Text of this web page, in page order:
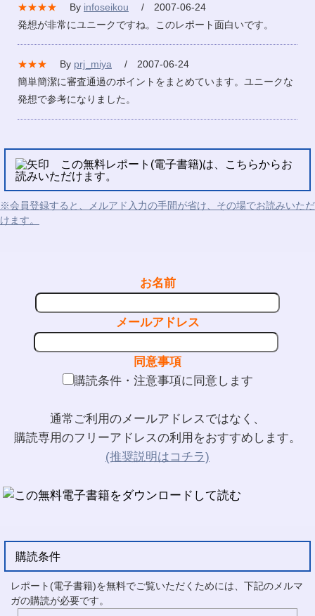
★★★★ By infoseikou
/ 2007-06-24
発想が非常にユニークですね。このレポート面白いです。
★★★ By prj_miya
/ 2007-06-24
簡単簡潔に審査通過のポイントをまとめています。ユニークな
発想で参考になりました。
この無料レポート(電子書籍)は、こちらからお
読みいただけます。
※会員登録すると、メルアド入力の手間が省け、その場でお読みいただ
けます。
お名前
メールアドレス
同意事項
購読条件・注意事項に同意します
通常ご利用のメールアドレスではなく、
購読専用のフリーアドレスの利用をおすすめします。
(推奨説明はコチラ)
購読条件
レポート(電子書籍)を無料でご覧いただくためには、下記のメルマ
ガの購読が必要です。